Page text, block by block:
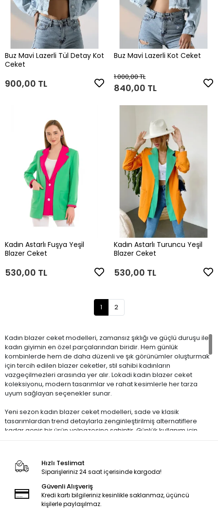
Buz Mavi Lazerli Tül Detay Kot
Ceket
900,00 TL
Buz Mavi Lazerli Kot Ceket
1.000,00 TL
840,00 TL
Kadın Astarlı Fuşya Yeşil
Blazer Ceket
530,00 TL
Kadın Astarlı Turuncu Yeşil
Blazer Ceket
530,00 TL
1 2
Kadın blazer ceket modelleri, zamansız şıklığı ve güçlü duruşu ile
kadın giyimin en özel parçalarından biridir. Hem günlük
kombinlerde hem de daha düzenli ve şık görünümler oluşturmak
için tercih edilen blazer ceketler, stil sahibi kadınların
vazgeçilmezleri arasında yer alır. Lokadi kadın blazer ceket
koleksiyonu, modern tasarımlar ve rahat kesimlerle her tarza
uyum sağlayan seçenekler sunar.
Yeni sezon kadın blazer ceket modelleri, sade ve klasik
tasarımlardan trend detaylarla zenginleştirilmiş alternatiflere
kadar geniş bir ürün yelpazesine sahiptir. Günlük kullanım için
kombinleri ve özel günler için ideal bir tercih sunar. Oversize
blazer ceketler güçlü ve modern bir duruş sağlarken, daha fit
kesimler zarif bir siluet oluşturur.
Kadın blazer ceket seçiminde kumaş kalitesi ve kalıp büyük önem
taşır. Dayanıklı, rahat ve mevsime uygun kumaşlar uzun süreli
Hızlı Teslimat
Siparişleriniz 24 saat içerisinde kargoda!
Güvenli Alışveriş
Kredi kartı bilgileriniz kesinlikle saklanmaz, üçüncü
kişilerle paylaşılmaz.